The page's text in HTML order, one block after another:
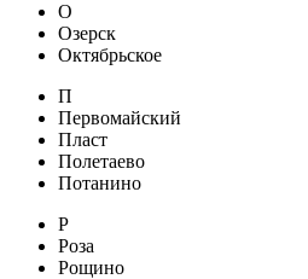
О
Озерск
Октябрьское
П
Первомайский
Пласт
Полетаево
Потанино
Р
Роза
Рощино